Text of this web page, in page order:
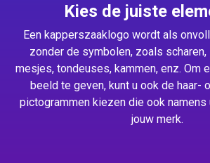
Kies de juiste
Een kapperszaaklogo wordt als
zonder de symbolen, zoals
mesjes, tondeuses, kammen, enz. Om
beeld te geven, kunt u ook de haar-
pictogrammen kiezen die ook namens
jouw merk.